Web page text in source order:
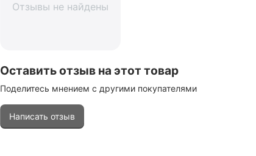
Отзывы не найдены
Оставить отзыв на этот товар
Поделитесь мнением с другими покупателями
Написать отзыв